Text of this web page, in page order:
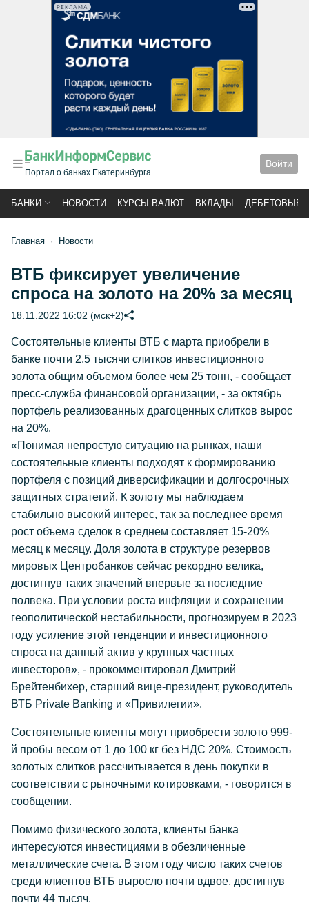
РЕКЛАМА
Портал о банках Екатеринбурга
Войти
БАНКИ НОВОСТИ КУРСЫ ВАЛЮТ ВКЛАДЫ ДЕБЕТОВЫЕ
Главная Новости
ВТБ фиксирует увеличение
спроса на золото на 20% за месяц
18.11.2022 16:02 (мск+2)
Состоятельные клиенты ВТБ с марта приобрели в
банке почти 2,5 тысячи слитков инвестиционного
золота общим объемом более чем 25 тонн, - сообщает
пресс-служба финансовой организации, - за октябрь
портфель реализованных драгоценных слитков вырос
на 20%.
«Понимая непростую ситуацию на рынках, наши
состоятельные клиенты подходят к формированию
портфеля с позиций диверсификации и долгосрочных
защитных стратегий. К золоту мы наблюдаем
стабильно высокий интерес, так за последнее время
рост объема сделок в среднем составляет 15-20%
месяц к месяцу. Доля золота в структуре резервов
мировых Центробанков сейчас рекордно велика,
достигнув таких значений впервые за последние
полвека. При условии роста инфляции и сохранении
геополитической нестабильности, прогнозируем в 2023
году усиление этой тенденции и инвестиционного
спроса на данный актив у крупных частных
инвесторов», - прокомментировал Дмитрий
Брейтенбихер, старший вице-президент, руководитель
ВТБ Private Banking и «Привилегии».
Состоятельные клиенты могут приобрести золото 999-
й пробы весом от 1 до 100 кг без НДС 20%. Стоимость
золотых слитков рассчитывается в день покупки в
соответствии с рыночными котировками, - говорится в
сообщении.
Помимо физического золота, клиенты банка
интересуются инвестициями в обезличенные
металлические счета. В этом году число таких счетов
среди клиентов ВТБ выросло почти вдвое, достигнув
почти 44 тысяч.